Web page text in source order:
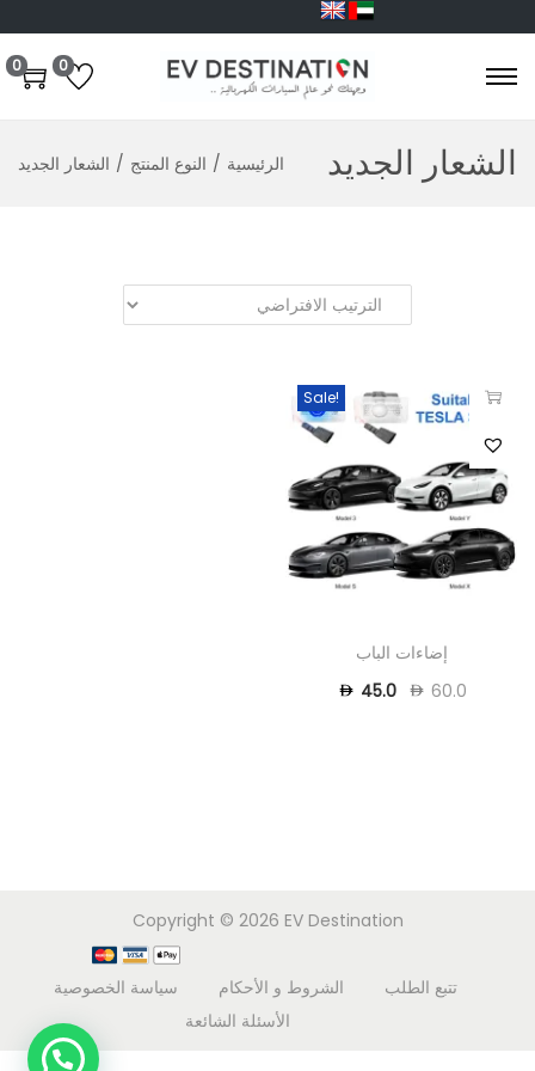
0
0
الشعار الجديد الرئيسية / النوع المنتج / الشعار الجديد
Sale!
إضاءات الباب
60.0
45.0
Copyright © 2026 EV Destination
تتبع الطلب الشروط و الأحكام
سياسة الخصوصية
الأسئلة الشائعة